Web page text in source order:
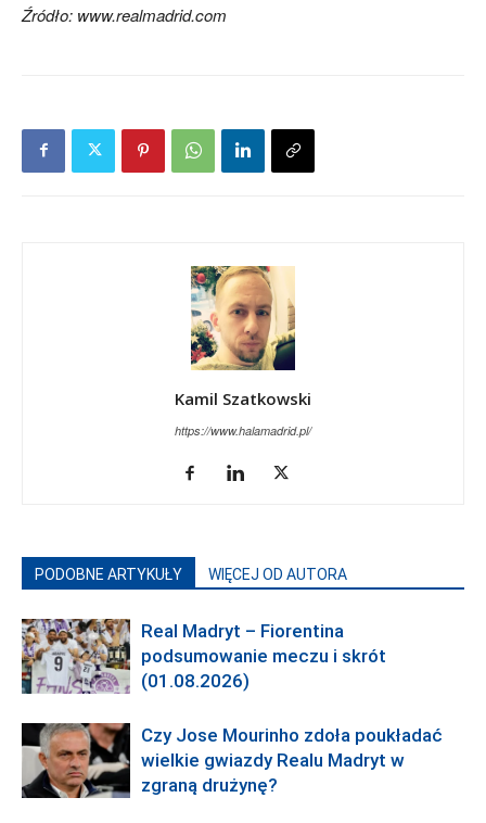
Źródło: www.realmadrid.com
Kamil Szatkowski
https://www.halamadrid.pl/
PODOBNE ARTYKUŁY WIĘCEJ OD AUTORA
Real Madryt – Fiorentina
podsumowanie meczu i skrót
(01.08.2026)
Czy Jose Mourinho zdoła poukładać
wielkie gwiazdy Realu Madryt w
zgraną drużynę?